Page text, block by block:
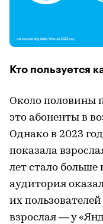
Кто пользуется
Около половины
это абоненты в
Однако в 2023
показала
лет стало
аудитория
их
взрослая — у